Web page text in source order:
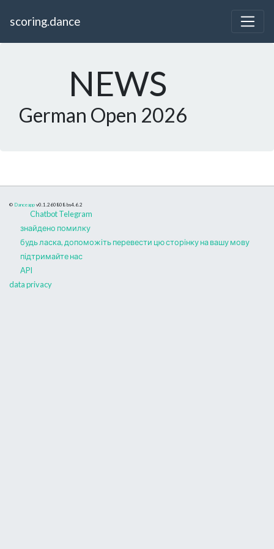
scoring.dance
NEWS
German Open 2026
© Danceapp v0.1.260808 bs4.6.2
Chatbot Telegram
знайдено помилку
будь ласка, допоможіть перевести цю сторінку на вашу мову
підтримайте нас
API
data privacy